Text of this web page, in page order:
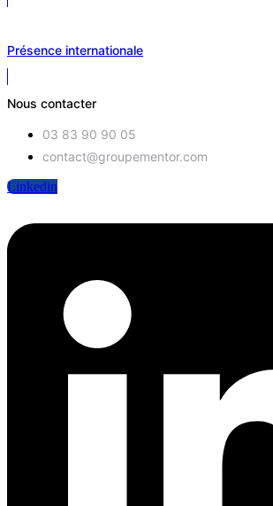
Présence internationale
Nous contacter
03 83 90 90 05
contact@groupementor.com
Linkedin